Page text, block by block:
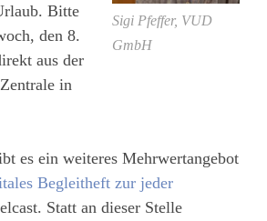
Sigi Pfeffer, VUD
GmbH
Bitte
den 8.
aus der
in
es ein weiteres Mehrwertangebot
Begleitheft zur jeder
Statt an dieser Stelle